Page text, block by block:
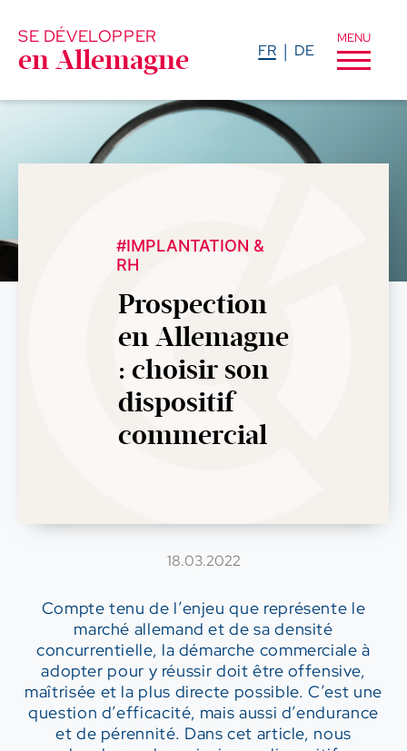
SE DÉVELOPPER
en Allemagne FR DE
MENU
#IMPLANTATION &
RH
Prospection
en Allemagne
: choisir son
dispositif
commercial
18.03.2022
Compte tenu de l’enjeu que représente le
marché allemand et de sa densité
concurrentielle, la démarche commerciale à
adopter pour y réussir doit être offensive,
maîtrisée et la plus directe possible. C’est une
question d’efficacité, mais aussi d’endurance
et de pérennité. Dans cet article, nous